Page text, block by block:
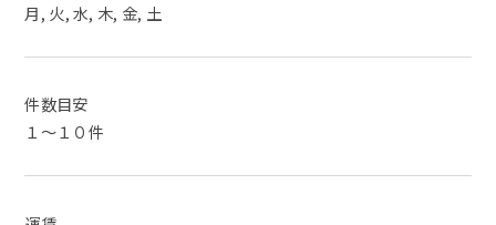
月, 火, 水, 木, 金, 土
件数目安
１～１０件